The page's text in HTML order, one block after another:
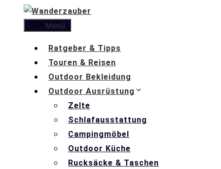
Menü
Ratgeber & Tipps
Touren & Reisen
Outdoor Bekleidung
Outdoor Ausrüstung
Zelte
Schlafausstattung
Campingmöbel
Outdoor Küche
Rucksäcke & Taschen